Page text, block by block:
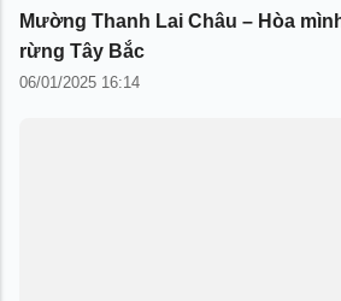
Mường Thanh Lai Châu – Hòa
rừng Tây Bắc
06/01/2025 16:14